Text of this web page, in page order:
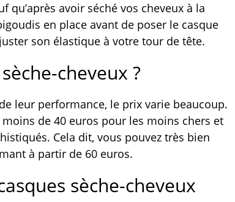
qu’après avoir séché vos cheveux à la
en place avant de poser le casque
son élastique à votre tour de tête.
cheveux ?
leur performance, le prix varie beaucoup.
de 40 euros pour les moins chers et
Cela dit, vous pouvez très bien
à partir de 60 euros.
sèche-cheveux